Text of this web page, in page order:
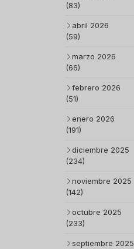
(83)
abril 2026
(59)
marzo 2026
(66)
febrero 2026
(51)
enero 2026
(191)
diciembre 2025
(234)
noviembre 2025
(142)
octubre 2025
(233)
septiembre 2025